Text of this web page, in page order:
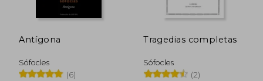
Antígona
Sófocles
(6)
Tragedias completas
Sófocles
(2)